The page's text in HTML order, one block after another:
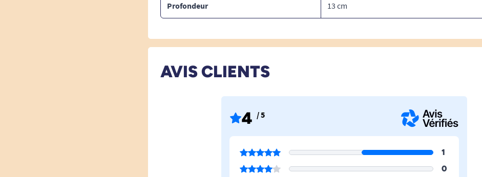
Profondeur 13 cm
AVIS CLIENTS
4 / 5
1
0